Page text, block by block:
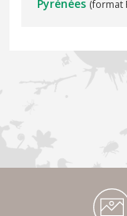
Pyrénées (format
Médiathèque Footer